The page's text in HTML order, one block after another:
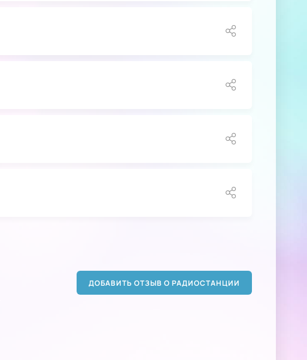
ДОБАВИТЬ ОТЗЫВ О РАДИОСТАНЦИИ